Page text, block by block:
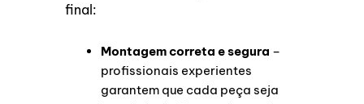
final:
Montagem correta e segura –
profissionais experientes
garantem que cada peça seja